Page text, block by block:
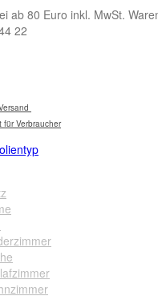
ab 80 Euro inkl. MwSt.
22
für Verbraucher